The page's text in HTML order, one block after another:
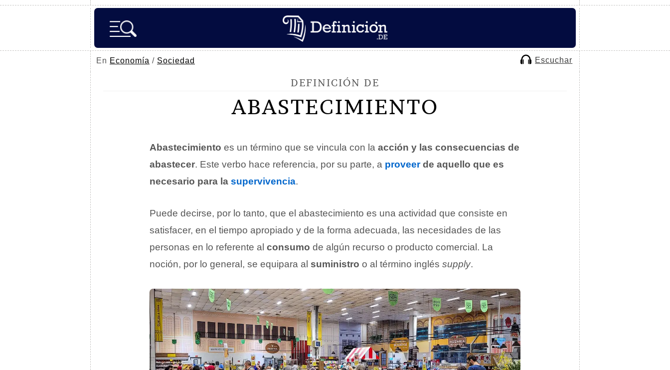
En Economía / Sociedad Escuchar
DEFINICIÓN DE
ABASTECIMIENTO
Abastecimiento es un término que se vincula con la acción y las consecuencias de
abastecer. Este verbo hace referencia, por su parte, a proveerde aquello que es
necesario para la supervivencia.
Puede decirse, por lo tanto, que el abastecimiento es una actividad que consiste en
satisfacer, en el tiempo apropiado y de la forma adecuada, las necesidades de las
personas en lo referente al consumo de algún recurso o producto comercial. La
noción, por lo general, se equipara al suministro o al término inglés supply.